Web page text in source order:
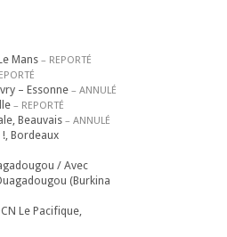
Mans – REPORTÉ
– Essonne – ANNULÉ
– REPORTÉ
Beauvais – ANNULÉ
Bordeaux
/ Avec
(Burkina
Le Pacifique,